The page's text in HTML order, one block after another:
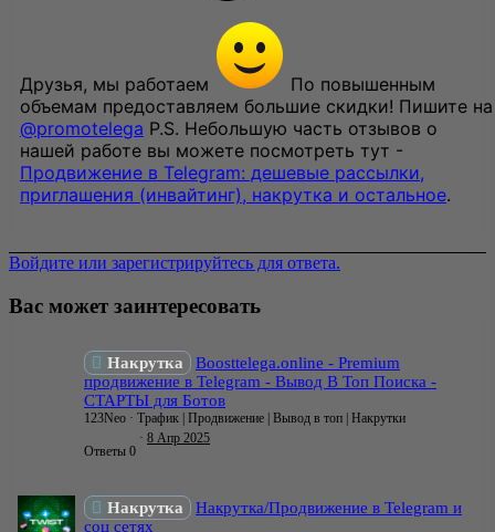
Друзья, мы работаем
По повышенным
объемам предоставляем большие скидки! Пишите на
@promotelega P.S. Небольшую часть отзывов о
нашей работе вы можете посмотреть тут -
Продвижение в Telegram: дешевые рассылки,
приглашения (инвайтинг), накрутка и остальное.
Войдите или зарегистрируйтесь для ответа.
Вас может заинтересовать
Накрутка
Boosttelega.online - Premium
продвижение в Telegram - Вывод В Топ Поиска -
СТАРТЫ для Ботов
123Neo Трафик | Продвижение | Вывод в топ | Накрутки
Ответы 0
8 Апр 2025
Накрутка
Накрутка/Продвижение в Telegram и
соц сетях